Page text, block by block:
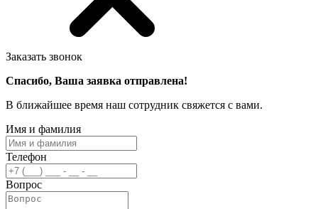
Заказать звонок
Спасибо, Ваша заявка отправлена!
В ближайшее время наш сотрудник свяжется с вами.
Имя и фамилия
Телефон
Вопрос